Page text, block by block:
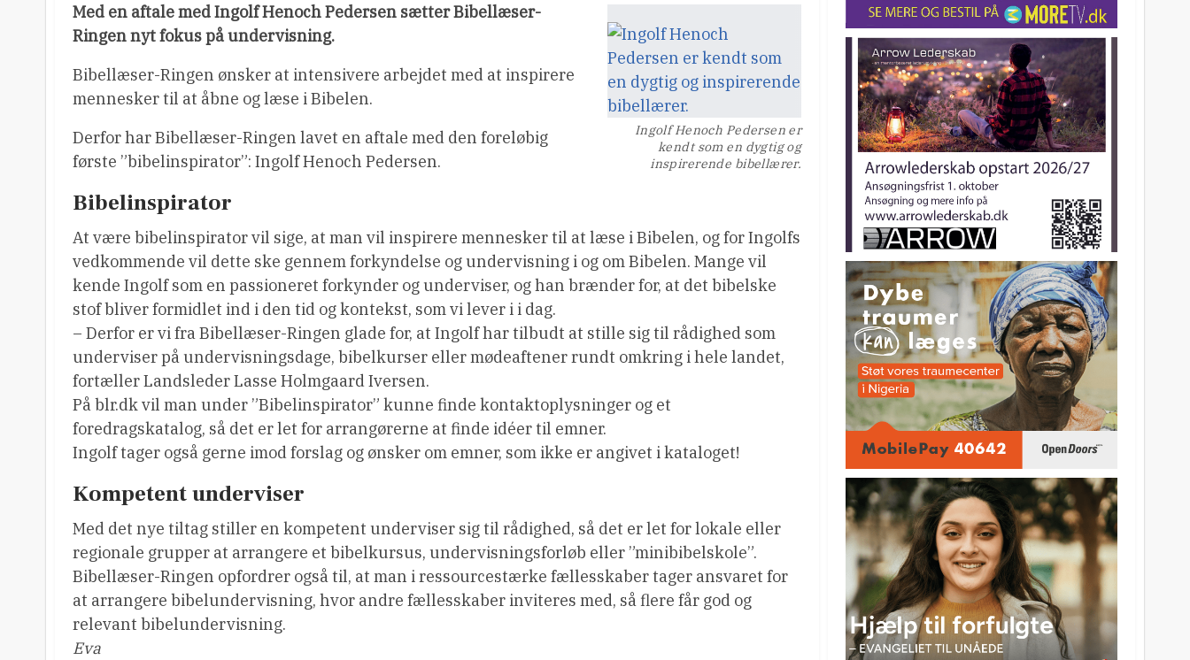
Ingolf Henoch Pedersen er
kendt som en dygtig og
inspirerende bibellærer.
Med en aftale med Ingolf Henoch Pedersen sætter Bibellæser-
Ringen nyt fokus på undervisning.
Bibellæser-Ringen ønsker at intensivere arbejdet med at inspirere
mennesker til at åbne og læse i Bibelen.
Derfor har Bibellæser-Ringen lavet en aftale med den foreløbig
første ”bibelinspirator”: Ingolf Henoch Pedersen.
Bibelinspirator
At være bibelinspirator vil sige, at man vil inspirere mennesker til at læse i Bibelen, og for Ingolfs
vedkommende vil dette ske gennem forkyndelse og undervisning i og om Bibelen. Mange vil
kende Ingolf som en passioneret forkynder og underviser, og han brænder for, at det bibelske
stof bliver formidlet ind i den tid og kontekst, som vi lever i i dag.
– Derfor er vi fra Bibellæser-Ringen glade for, at Ingolf har tilbudt at stille sig til rådighed som
underviser på undervisningsdage, bibelkurser eller mødeaftener rundt omkring i hele landet,
fortæller Landsleder Lasse Holmgaard Iversen.
På blr.dk vil man under ”Bibelinspirator” kunne finde kontaktoplysninger og et
foredragskatalog, så det er let for arrangørerne at finde idéer til emner.
Ingolf tager også gerne imod forslag og ønsker om emner, som ikke er angivet i kataloget!
Kompetent underviser
Med det nye tiltag stiller en kompetent underviser sig til rådighed, så det er let for lokale eller
regionale grupper at arrangere et bibelkursus, undervisningsforløb eller ”minibibelskole”.
Bibellæser-Ringen opfordrer også til, at man i ressourcestærke fællesskaber tager ansvaret for
at arrangere bibelundervisning, hvor andre fællesskaber inviteres med, så flere får god og
relevant bibelundervisning.
Eva